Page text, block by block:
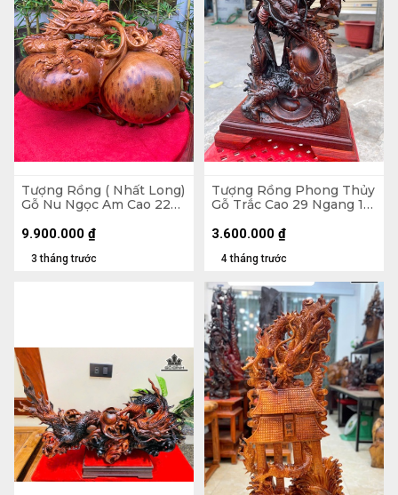
Tượng Rồng ( Nhất Long)
Gỗ Nu Ngọc Am Cao 22
3 tháng trước
9.900.000 ₫
Tượng Rồng Phong Thủy
Gỗ Trắc Cao 29 Ngang 16
33 (cm)
4 tháng trước
3.600.000 ₫